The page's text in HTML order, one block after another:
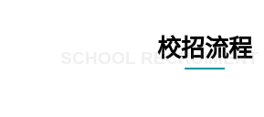
校招流程
SCHOOL RECRUIMENT